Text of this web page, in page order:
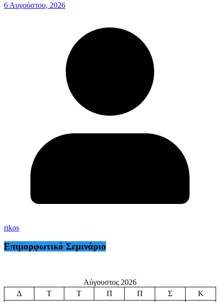
6 Αυγούστου, 2026
rikos
Επιμορφωτικό Σεμινάριο
Αύγουστος 2026
Δ
Τ Τ Π Π Σ
Κ